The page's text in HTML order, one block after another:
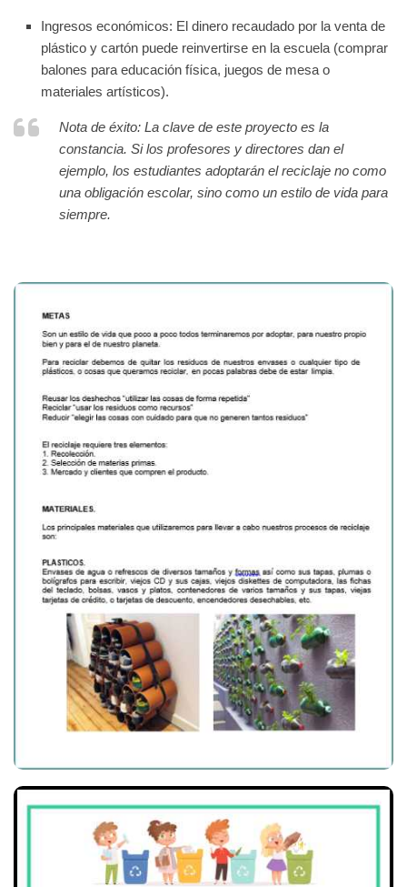
Ingresos económicos: El dinero recaudado por la venta de
plástico y cartón puede reinvertirse en la escuela (comprar
balones para educación física, juegos de mesa o
materiales artísticos).
Nota de éxito: La clave de este proyecto es la
constancia. Si los profesores y directores dan el
ejemplo, los estudiantes adoptarán el reciclaje no como
una obligación escolar, sino como un estilo de vida para
siempre.